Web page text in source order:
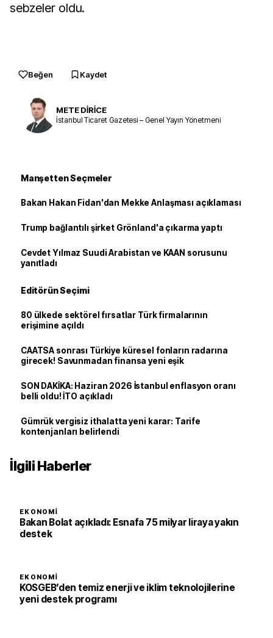
sebzeler oldu.
Beğen Kaydet
METE DİRİCE
İstanbul Ticaret Gazetesi – Genel Yayın Yönetmeni
Manşetten Seçmeler
Bakan Hakan Fidan'dan Mekke Anlaşması açıklaması
Trump bağlantılı şirket Grönland'a çıkarma yaptı
Cevdet Yılmaz Suudi Arabistan ve KAAN sorusunu
yanıtladı
Editörün Seçimi
80 ülkede sektörel fırsatlar Türk firmalarının
erişimine açıldı
CAATSA sonrası Türkiye küresel fonların radarına
girecek! Savunmadan finansa yeni eşik
SON DAKİKA: Haziran 2026 İstanbul enflasyon oranı
belli oldu! İTO açıkladı
Gümrük vergisiz ithalatta yeni karar: Tarife
kontenjanları belirlendi
İlgili Haberler
EKONOMI
Bakan Bolat açıkladı: Esnafa 75 milyar liraya yakın
destek
EKONOMI
KOSGEB’den temiz enerji ve iklim teknolojilerine
yeni destek programı